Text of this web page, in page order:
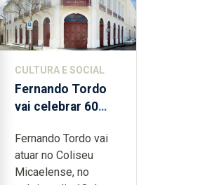
CULTURA E SOCIAL
Fernando Tordo
vai celebrar 60
no Coliseu
Micaelense
Fernando Tordo vai
atuar no Coliseu
Micaelense, no